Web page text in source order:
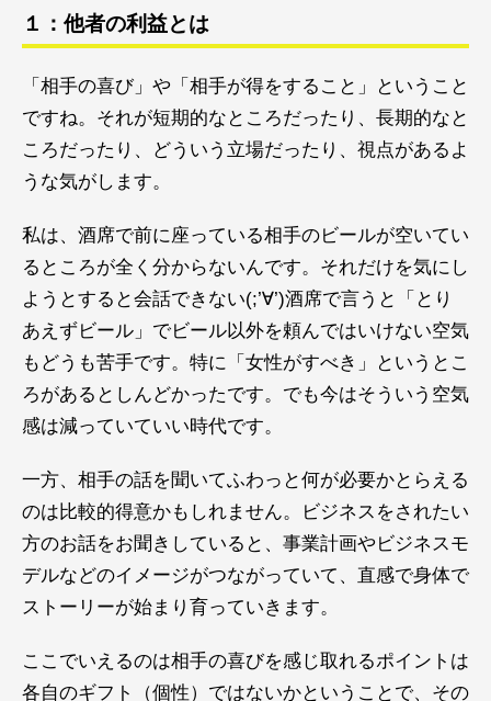
１：他者の利益とは
「相手の喜び」や「相手が得をすること」ということ
ですね。それが短期的なところだったり、長期的なと
ころだったり、どういう立場だったり、視点があるよ
うな気がします。
私は、酒席で前に座っている相手のビールが空いてい
るところが全く分からないんです。それだけを気にし
ようとすると会話できない(;’∀’)酒席で言うと「とり
あえずビール」でビール以外を頼んではいけない空気
もどうも苦手です。特に「女性がすべき」というとこ
ろがあるとしんどかったです。でも今はそういう空気
感は減っていていい時代です。
一方、相手の話を聞いてふわっと何が必要かとらえる
のは比較的得意かもしれません。ビジネスをされたい
方のお話をお聞きしていると、事業計画やビジネスモ
デルなどのイメージがつながっていて、直感で身体で
ストーリーが始まり育っていきます。
ここでいえるのは相手の喜びを感じ取れるポイントは
各自のギフト（個性）ではないかということで、その